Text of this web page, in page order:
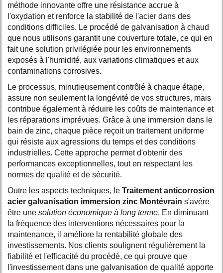
méthode innovante offre une résistance accrue à
l'oxydation et renforce la stabilité de l'acier dans des
conditions difficiles. Le procédé de galvanisation à chaud
que nous utilisons garantit une couverture totale, ce qui en
fait une solution privilégiée pour les environnements
exposés à l'humidité, aux variations climatiques et aux
contaminations corrosives.
Le processus, minutieusement contrôlé à chaque étape,
assure non seulement la longévité de vos structures, mais
contribue également à réduire les coûts de maintenance et
les réparations imprévues. Grâce à une immersion dans le
bain de zinc, chaque pièce reçoit un traitement uniforme
qui résiste aux agressions du temps et des conditions
industrielles. Cette approche permet d'obtenir des
performances exceptionnelles, tout en respectant les
normes de qualité et de sécurité.
Outre les aspects techniques, le Traitement anticorrosion
acier galvanisation immersion zinc Montévrain s'avère
être une solution économique à long terme. En diminuant
la fréquence des interventions nécessaires pour la
maintenance, il améliore la rentabilité globale des
investissements. Nos clients soulignent régulièrement la
fiabilité et l'efficacité du procédé, ce qui prouve que
l'investissement dans une galvanisation de qualité apporte